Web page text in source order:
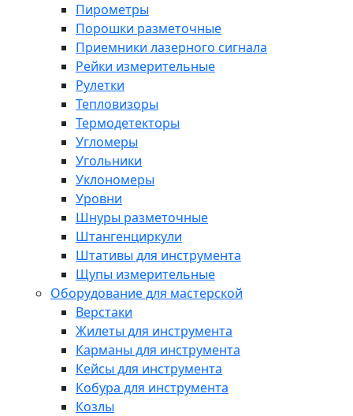
Пирометры
Порошки разметочные
Приемники лазерного сигнала
Рейки измерительные
Рулетки
Тепловизоры
Термодетекторы
Угломеры
Угольники
Уклономеры
Уровни
Шнуры разметочные
Штангенциркули
Штативы для инструмента
Щупы измерительные
Оборудование для мастерской
Верстаки
Жилеты для инструмента
Карманы для инструмента
Кейсы для инструмента
Кобура для инструмента
Козлы